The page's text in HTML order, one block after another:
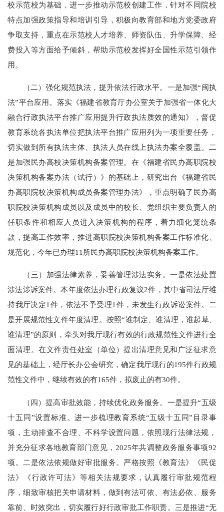
校示范校为基础，进一步推动示范校创建工作，针对不同院校
特点加强政策指导和培训引导，积极向教育部和地方党委政府
争取支持，重点在示范校人才培养、师资队伍、升学保障、经
费投入等方面给予倾斜，帮助示范校发挥好全国性示范引领作
用。
（二）强化规范执法，提升依法行政水平。一是加强“闽执
法”平台应用。落实《福建省教育厅办公室关于加强省一体化大
融合行政执法平台推广应用提升行政执法质效的通知》，督促
教育系统各执法单位把执法平台推广应用列为一项重要任务，
切实做到所有执法主体、执法人员在线上执法办案全覆盖。二
是加强民办高校决策机构备案管理。在《福建省民办高职院校
决策机构备案办法（试行）》的基础上，研究出台《福建省民
办高职院校决策机构成员备案管理办法》，重点明确了民办高
职院校决策机构成员以及成员中的校长、党组织主要负责人的
任职条件和相应人员进入决策机构的程序，着力细化笼统条
款，提高工作效率，推进高职院校决策机构备案工作标准化、
规范化，今年已办理11所民办高职院校决策机构备案工作。
（三）加强法律素养，妥善管理涉法实务。一是依法处置
涉法涉诉案件。本年度依法办理行政复议2件，其中省司法厅维
持我厅决定1件，依法不予受理1件，未发生行政诉讼案件。二
是开展规范性文件年度清理。按照“谁制定、谁清理，谁起草、
谁清理”的原则，牵头对我厅现行有效的行政规范性文件进行全
面清理。在文件责任处室（单位）提出清理意见和广泛征求意
见的基础上，经厅长办公会研究，确定我厅现行的195件行政规
范性文件中，继续有效的有165件，拟废止的有30件。
（四）提高审批效能，持续优化政务服务。一是提升“五级
十五同”设置标准。进一步梳理教育系统“五级十五同”目录事
项，主动排查不合理、不科学设置问题，依照现行法律法规，
并充分征求各地教育部门意见，2025年共调整政务服务事项92
项。二是依法依规做好审批服务。严格按照《教育法》《民促
法》《行政许可法》等相关法规要求，认真履行审批规范程
序，细致审核把关申请材料，做到有法可依、有法必依、服务
靠前、时效突出，切实履行好行政审批工作职责。三是推进“无